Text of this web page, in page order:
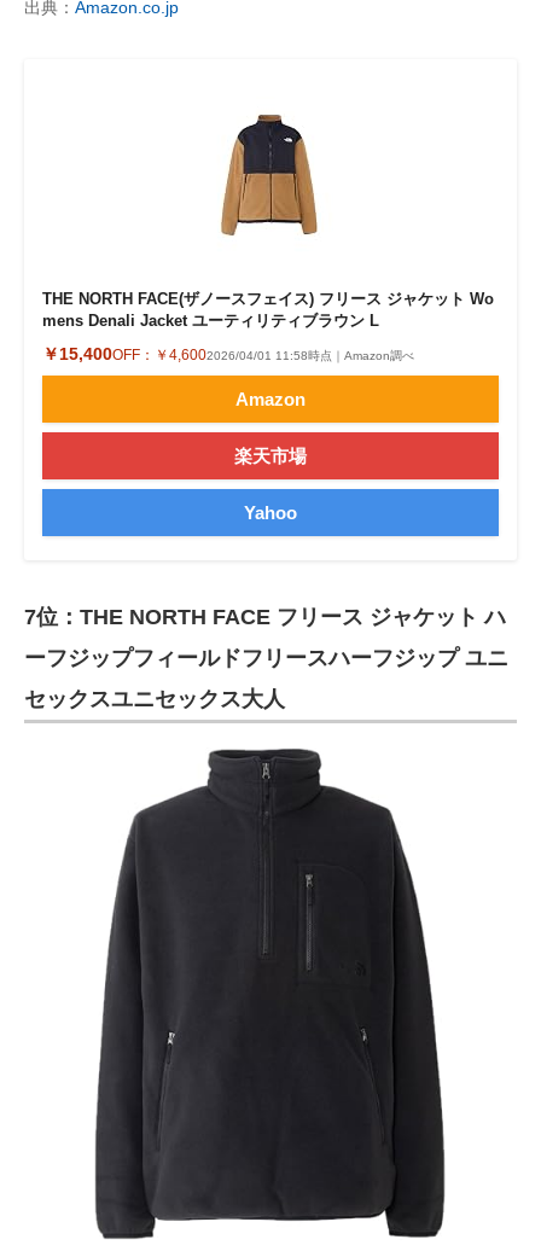
出典： Amazon.co.jp
THE NORTH FACE(ザノースフェイス) フリース ジャケット Wo
mens Denali Jacket ユーティリティブラウン L
￥15,400OFF： ￥4,6002026/04/01 11:58時点｜Amazon調べ
Amazon
楽天市場
Yahoo
7位：THE NORTH FACE フリース ジャケット ハ
ーフジップフィールドフリースハーフジップ ユニ
セックスユニセックス大人